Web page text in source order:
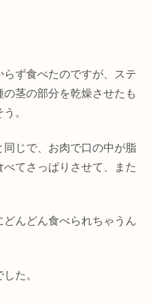
ず食べたのですが、ステ
茎の部分を乾燥させたも
。
じで、お肉で口の中が脂
てさっぱりさせて、また
んどん食べられちゃうん
た。